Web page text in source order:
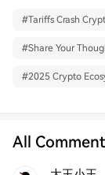
#Tariffs Crash
#Share Your
#2025 Crypto
All